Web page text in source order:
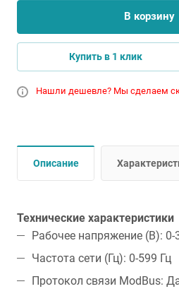
В корзину
Купить в 1 клик
Нашли дешевле? Мы сделаем
Описание
Технические характеристики
Рабочее напряжение (В): 0-
Частота сети (Гц): 0-599 Гц
Протокол связи ModBus: